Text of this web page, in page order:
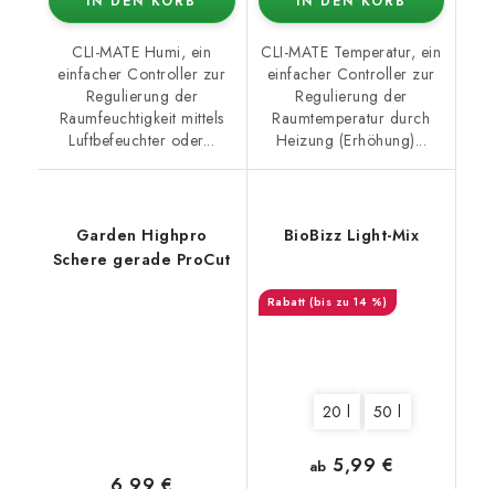
CLI-MATE Humi, ein
einfacher Controller zur
Regulierung der
Raumfeuchtigkeit mittels
Luftbefeuchter oder...
CLI-MATE Temperatur, ein
einfacher Controller zur
Regulierung der
Raumtemperatur durch
Heizung (Erhöhung)...
Garden Highpro
Schere gerade ProCut
BioBizz Light-Mix
(bis zu 14 %)
20 l 50 l
ab 5,99 €